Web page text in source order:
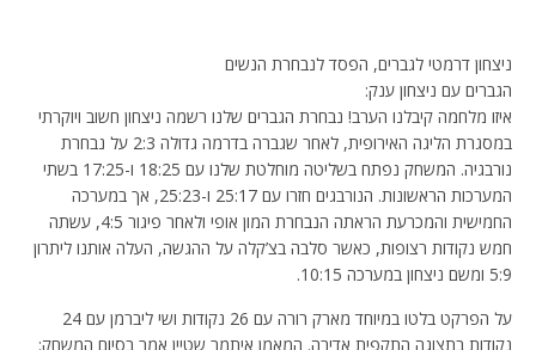
ניצחון דרמטי לגברים, הפסד לנבחרת הנשים
הגברים עם ניצחון ענק:
איזו מלחמה קיבלנו הערב! נבחרת הגברים שלנו רשמה ניצחון חשוב ויוקרתי
במסגרת הליגה האירופית, לאחר שגברה בדרמה גדולה 2:3 על נבחרת
נורבגיה. המשחק נפתח בשליטה מוחלטת שלנו עם 18:25 ו-17:25 בשתי
המערכות הראשונות. הנורבגים חזרו עם 25:17 ו-25:23, אך במערכה
החמישית והמכרעת הראתה הנבחרת המון אופי ולאחר פיגור 4:5, עשתה
חמש נקודות רצופות, כאשר סלבה בצ’קלה על ההגשה, העלה אותנו ליתרון
5:9 ומשם ניצחון במערכה 10:15.
על הפרקט בלטו במיוחד מארק רורה עם 26 נקודות ושי ליברמן עם 24
נקודות בתצוגה התקפית אדירה. המאמן איתמר שטיין אמר בסיום המשחק: